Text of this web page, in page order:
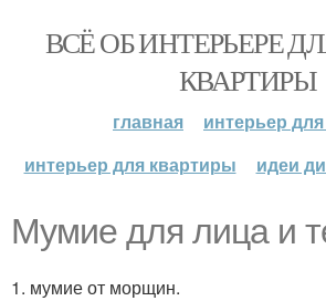
ВСЁ ОБ ИНТЕРЬЕРЕ
КВАРТИРЫ
главная
интерьер
интерьер для квартиры
идеи
Мумие для лица и
1. мумие от морщин.